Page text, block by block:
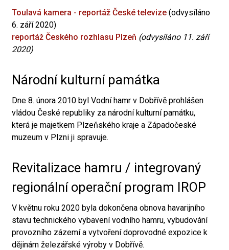
Toulavá kamera - reportáž České televize (odvysíláno
6. září 2020)
reportáž Českého rozhlasu Plzeň (odvysíláno 11. září
2020)
Národní kulturní památka
Dne 8. února 2010 byl Vodní hamr v Dobřívě prohlášen
vládou České republiky za národní kulturní památku,
která je majetkem Plzeňského kraje a Západočeské
muzeum v Plzni ji spravuje.
Revitalizace hamru / integrovaný
regionální operační program IROP
V květnu roku 2020 byla dokončena obnova havarijního
stavu technického vybavení vodního hamru, vybudování
provozního zázemí a vytvoření doprovodné expozice k
dějinám železářské výroby v Dobřívě.